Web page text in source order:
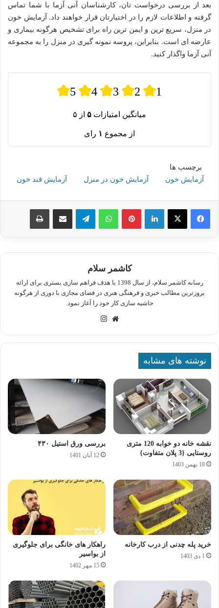
بعد از بررسی درخواست تان، کارشناسان آنی آزما با شما تماس
گرفته و اطلاعات لازم را در اختیارتان قرار خواهند داد. آزمایش خون
در منزل، سریع ترین و ایمن ترین راه برای تشخیص هرگونه بیماری و
عارضه ای است. بنابراین، پروسه نمونه گیری در منزل را به مجموعه
آنی آزما واگذار کنید.
5 4 3 2 1
میانگین امتیازات ۵ از ۵
از مجموع ۱ رای
برچسب ها
آزمایش خون
آزمایش خون در منزل آزمایش قند خون
لینکدین پینترستواتس آپ تلگرام اشتراک گذاری از طریق ایمیل چاپ
کاشمر سلام
رسانه کاشمر سلام، از سال 1398 با هدف فراهم سازی بستری برای ارائه
بروزترین مطالب خبری و فرهنگی هنری در فضای مجازی با دوری از هرگونه
حاشیه سازی کار خود را آغاز نمود.
وبسایت
نوشته های مشابه
نقشه خانه دو خوابه 120 متری
روستایی {3 پلان متفاوت}
18 بهمن 1403
بررسی ورق استیل ۴۳۰
12 آبان 1401
خرید پله چدنی از درب کارخانه
1 دی 1403
راهکار های خانگی برای جلوگیری
از بواسیر
15 مهر 1402